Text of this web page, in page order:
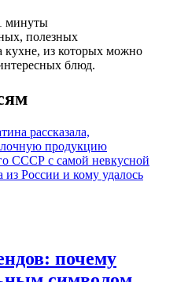
минуты
полезных
кухне, из которых можно
блюд.
рассказала,
продукцию
СССР с самой невкусной
из России и кому удалось
почему